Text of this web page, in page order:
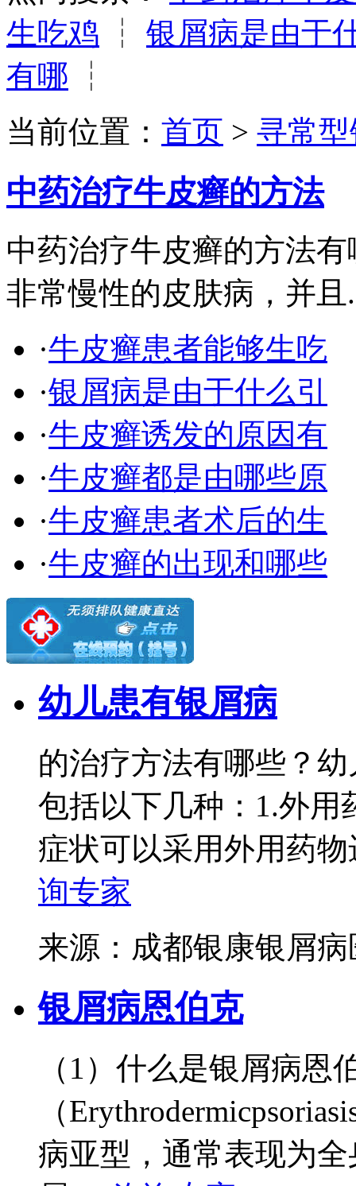
生吃鸡 ┆ 银屑病是由于
有哪 ┆
当前位置： 首页 > 寻常
中药治疗牛皮癣的方法
中药治疗牛皮癣的方法
非常慢性的皮肤病，并且
·牛皮癣患者能够生吃
·银屑病是由于什么引
·牛皮癣诱发的原因有
·牛皮癣都是由哪些原
·牛皮癣患者术后的生
·牛皮癣的出现和哪些
幼儿患有银屑病
的治疗方法有哪些？
包括以下几种：1.外用
症状可以采用外用药
询专家
来源：成都银康银屑
银屑病恩伯克
（1）什么是银屑病恩
（
病亚型，通常表现为